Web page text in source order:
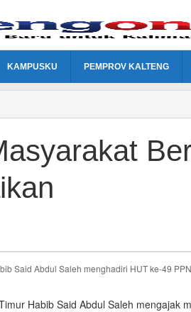
KAMPUSKU PEMPROV KALTENG
Habib Said Abdul Saleh mengajak